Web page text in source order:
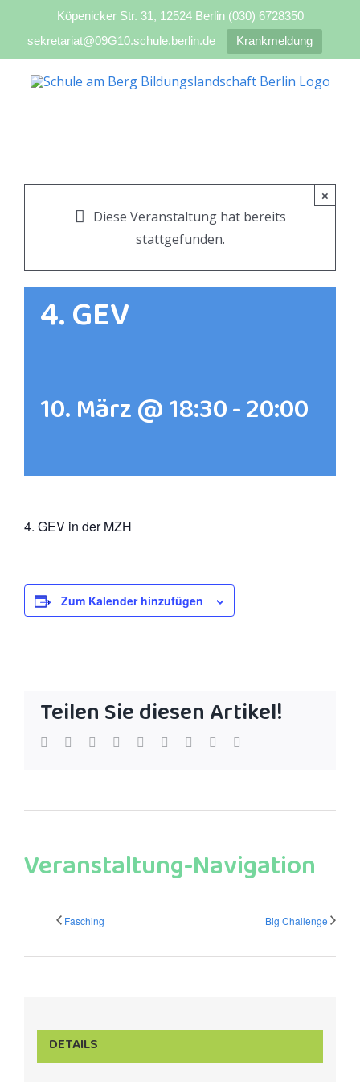
Köpenicker Str. 31, 12524 Berlin (030) 6728350
sekretariat@09G10.schule.berlin.de
Krankmeldung
Inhalt
×
Diese Veranstaltung hat bereits
stattgefunden.
4. GEV
10. März @ 18:30-20:00
4. GEV in der MZH
Zum Kalender hinzufügen
Teilen Sie diesen Artikel!
facebook
twitter linkedinreddit whatsapp
tumblr pinterest
Veranstaltung-Navigation
Fasching Big Challenge
DETAILS